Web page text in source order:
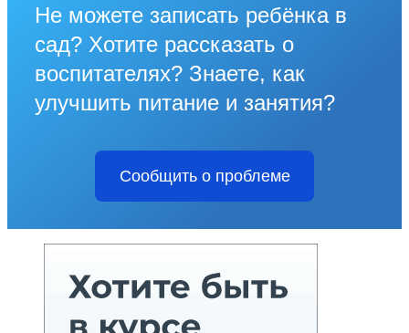
Не можете записать ребёнка в
сад? Хотите рассказать о
воспитателях? Знаете, как
улучшить питание и занятия?
Сообщить о проблеме